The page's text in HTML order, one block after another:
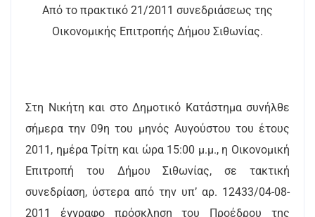
Από το πρακτικό 21/2011 συνεδριάσεως της
Οικονομικής Επιτροπής Δήμου Σιθωνίας.
Στη Νικήτη και στο Δημοτικό Κατάστημα συνήλθε
σήμερα την 09η του μηνός Αυγούστου του έτους
2011, ημέρα Τρίτη και ώρα 15:00 μ.μ., η Οικονομική
Επιτροπή του Δήμου Σιθωνίας, σε τακτική
συνεδρίαση, ύστερα από την υπ’ αρ. 12433/04-08-
2011 έγγραφο πρόσκληση του Προέδρου της